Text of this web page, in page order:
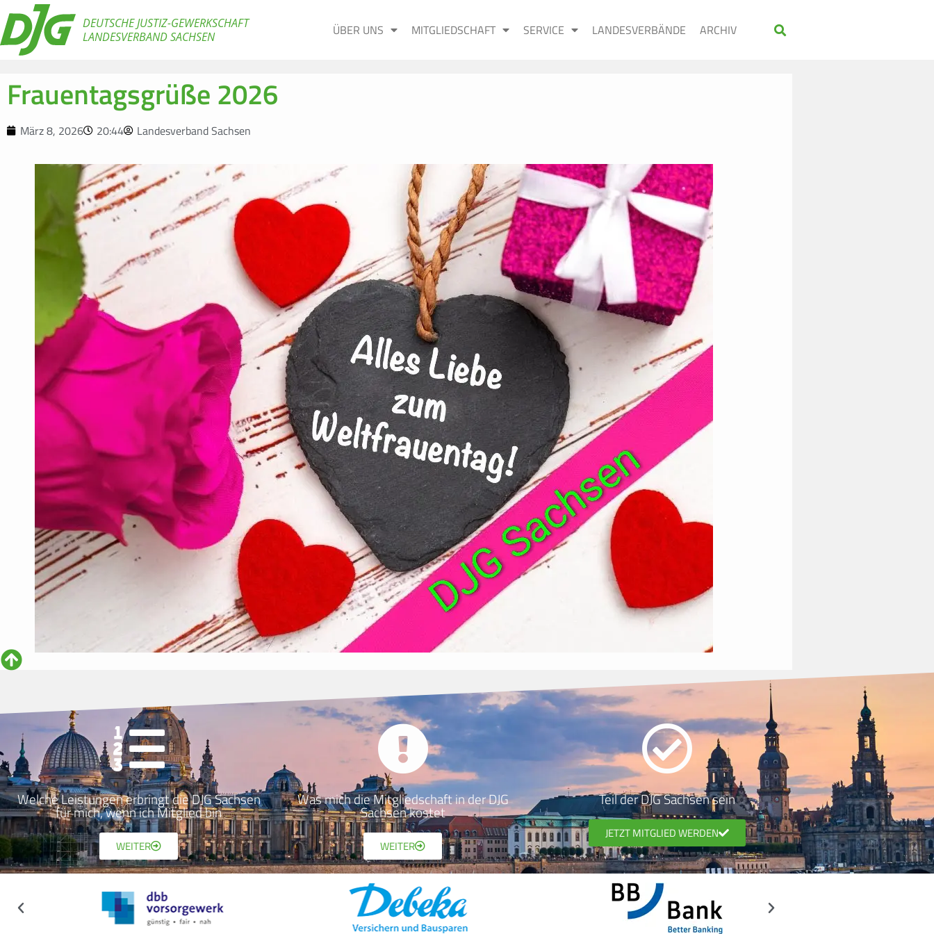
DEUTSCHE JUSTIZ-GEWERKSCHAFT
LANDESVERBAND SACHSEN
ÜBER UNS MITGLIEDSCHAFT SERVICE LANDESVERBÄNDE ARCHIV
Frauentagsgrüße 2026
März 8, 2026 20:44 Landesverband Sachsen
Welche Leistungen erbringt die DJG Sachsen
für mich, wenn ich Mitglied bin
WEITER
Was mich die Mitgliedschaft in der DJG
Sachsen kostet
WEITER
Teil der DJG Sachsen sein
JETZT MITGLIED WERDEN